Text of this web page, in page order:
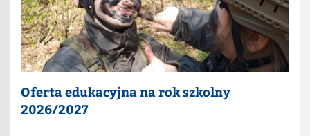
Oferta edukacyjna na rok szkolny
2026/2027